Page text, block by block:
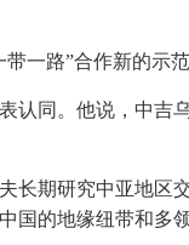
一路”合作新的示
认同。他说，中
期研究中亚地区
国的地缘纽带和